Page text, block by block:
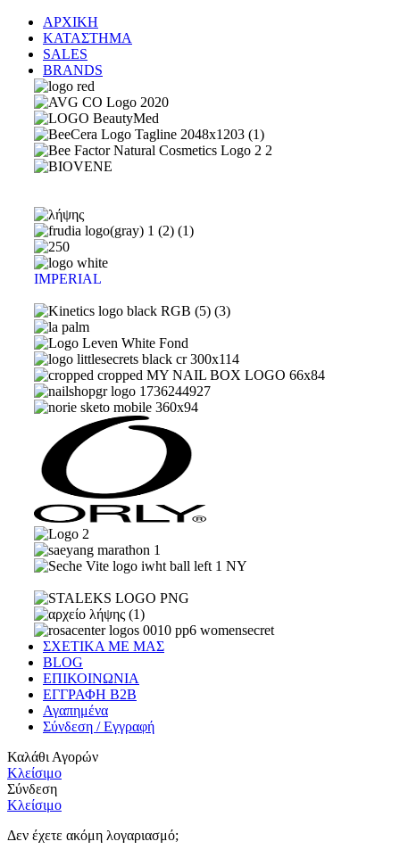
ΑΡΧΙΚΗ
ΚΑΤΑΣΤΗΜΑ
SALES
BRANDS
IMPERIAL
ΣΧΕΤΙΚΑ ΜΕ ΜΑΣ
BLOG
ΕΠΙΚΟΙΝΩΝΙΑ
ΕΓΓΡΑΦΗ Β2Β
Αγαπημένα
Σύνδεση / Εγγραφή
Καλάθι Αγορών
Κλείσιμο
Σύνδεση
Κλείσιμο
Δεν έχετε ακόμη λογαριασμό;